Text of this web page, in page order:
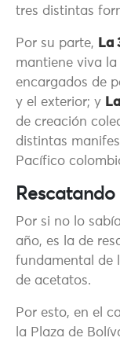
tres distintas
Por su parte, La
mantiene viva
encargados de
y el exterior; y
de creación
distintas
Pacífico
Por si no lo
año, es la de
fundamental de
de acetatos.
Por esto, en el
la Plaza de